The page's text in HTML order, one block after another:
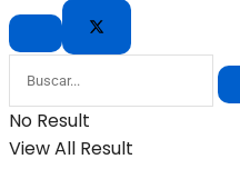
No Result
View All Result